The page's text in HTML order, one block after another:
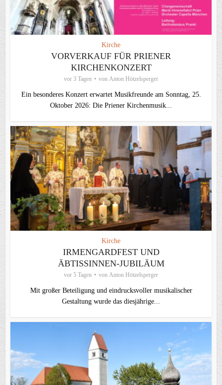
Kirche
VORVERKAUF FÜR PRIENER
KIRCHENKONZERT
vor 3 Tagen von Anton Hötzelsperger
Ein besonderes Konzert erwartet Musikfreunde am Sonntag, 25.
Oktober 2026: Die Priener Kirchenmusik...
Kirche
IRMENGARDFEST UND
ÄBTISSINNEN-JUBILÄUM
vor 5 Tagen von Anton Hötzelsperger
Mit großer Beteiligung und eindrucksvoller musikalischer
Gestaltung wurde das diesjährige...